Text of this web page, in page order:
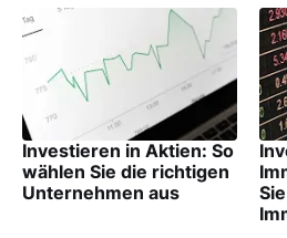
Investieren in Aktien: So
wählen Sie die richtigen
Unternehmen aus